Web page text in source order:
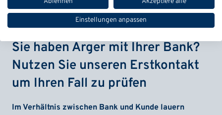
Sie haben Ärger mit Ihrer Bank?
Nutzen Sie unseren Erstkontakt
um Ihren Fall zu prüfen
Im Verhältnis zwischen Bank und Kunde lauern
Einstellungen anpassen